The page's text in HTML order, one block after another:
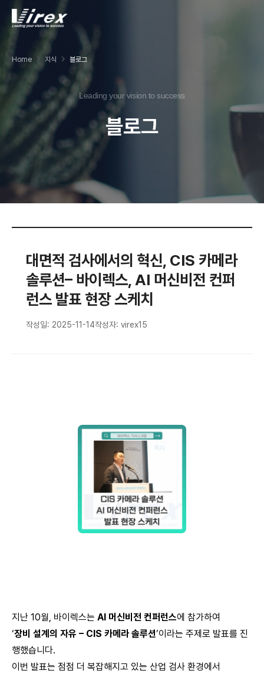
Home 지식 블로그
Leading your vision to success
블로그
대면적 검사에서의 혁신, CIS 카메라
솔루션– 바이렉스, AI 머신비전 컨퍼
런스 발표 현장 스케치
작성일: 2025-11-14작성자: virex15
지난 10월, 바이렉스는 AI 머신비전 컨퍼런스에 참가하여
‘장비 설계의 자유 – CIS 카메라 솔루션’이라는 주제로 발표를 진
행했습니다.
이번 발표는 점점 더 복잡해지고 있는 산업 검사 환경에서